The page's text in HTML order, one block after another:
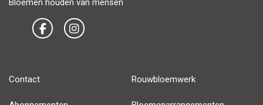
Bloemen houden van mensen
Contact Rouwbloemwerk